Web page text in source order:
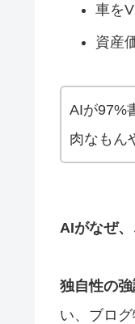
車を
資産
AIが97%
肉なもん
AIがなぜ
独自性の
い、ブロ